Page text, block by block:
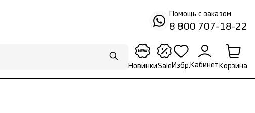
Помощь с заказом
8 800 707-18-22
НовинкиSale Избр. Кабинет Корзина